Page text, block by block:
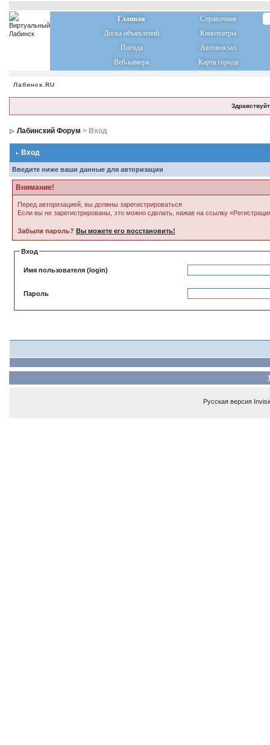
Главная
Справочная
Доска объявлений
Кинотеатры
Погода
Автовокзал
Веб-камера
Карта города
Лабинск.RU
Лабинский Форум > Вход
Вход
Введите ниже ваши данные для авторизации
Внимание!
Перед авторизацией, вы должны зарегистрироваться
Если вы не зарегистрированы, это можно сделать, нажав на ссылку
Забыли пароль? Вы можете его восстановить!
Вход
Имя пользователя (login)
Пароль
Русская версия